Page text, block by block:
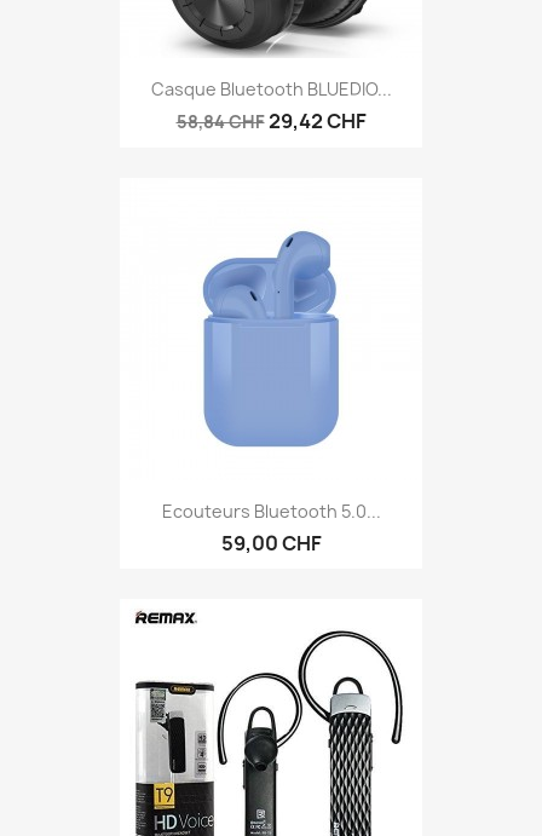
Casque Bluetooth BLUEDIO...
58,84 CHF29,42 CHF
Ecouteurs Bluetooth 5.0...
59,00 CHF